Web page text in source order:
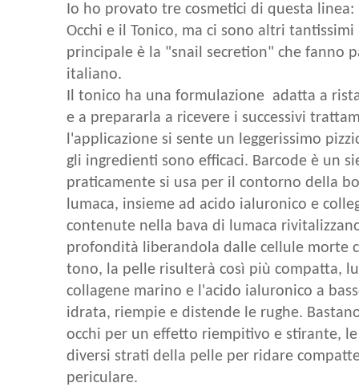
Io ho provato tre cosmetici di questa
Occhi e il Tonico, ma ci sono altri
principale è la "snail secretion" che fanno
italiano.
Il tonico ha una formulazione adatta a
e a prepararla a ricevere i successivi
l'applicazione si sente un leggerissimo
gli ingredienti sono efficaci. Barcode è un
praticamente si usa per il contorno della
lumaca, insieme ad acido ialuronico e
contenute nella bava di lumaca
profondità liberandola dalle cellule morte
tono, la pelle risulterà così più compatta,
collagene marino e l'acido ialuronico a
idrata, riempie e distende le rughe.
occhi per un effetto riempitivo e stirante,
diversi strati della pelle per ridare
periculare.